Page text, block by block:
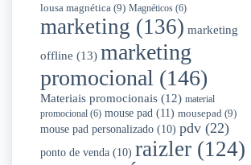
lousa magnética (9) Magnéticos(6)
marketing (136) marketing
offline (13) marketing
promocional (146)
Materiais promocionais(12) material
promocional (6) mouse pad (11) mousepad (9)
mouse pad personalizado(10) pdv(22)
ponto de venda(10) raizler(124)